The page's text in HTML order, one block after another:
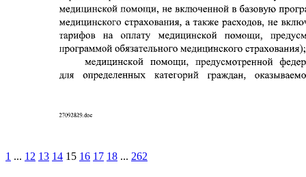
1 ... 12 13 14 15 16 17 18 ... 262